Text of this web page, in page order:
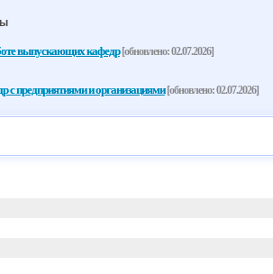
выпускающих кафедр[обновлено: 02.07.2026]
предприятиями и организациями[обновлено: 02.07.2026]